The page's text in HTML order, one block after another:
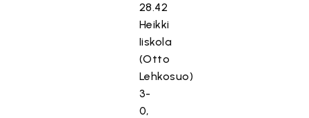
28.42
Heikki
Iiskola
(Otto
Lehkosuo)
3-
0,